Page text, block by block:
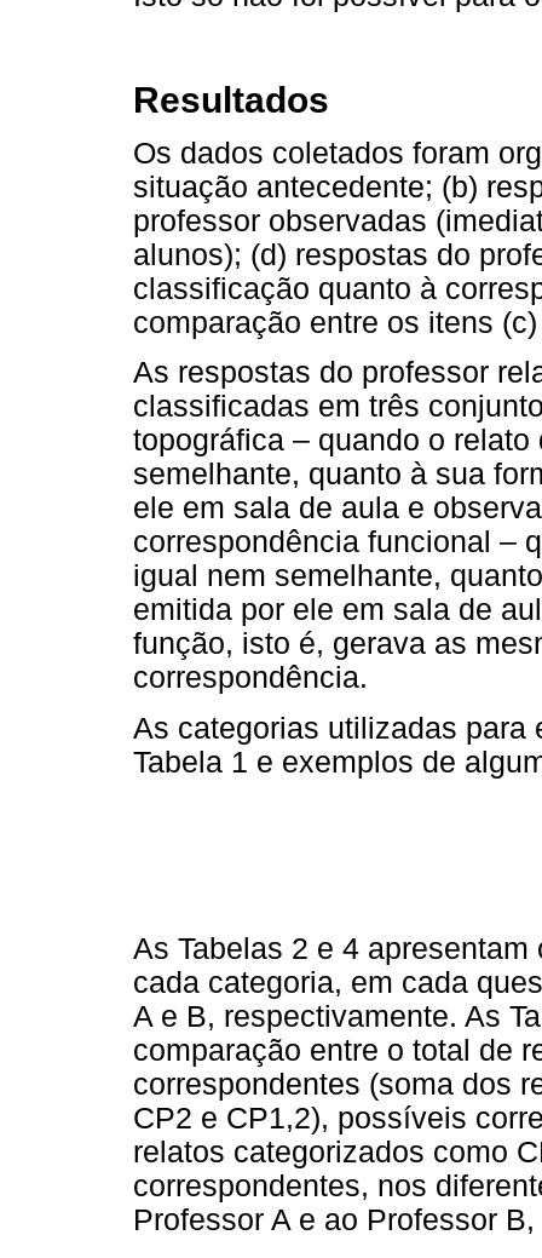
Resultados
Os dados coletados foram
situação antecedente; (b)
professor observadas
alunos); (d) respostas do
classificação quanto à
comparação entre os itens
As respostas do professor
classificadas em três
topográfica – quando o
semelhante, quanto à sua
ele em sala de aula e
correspondência funcional –
igual nem semelhante,
emitida por ele em sala de
função, isto é, gerava as
correspondência.
As categorias utilizadas para
Tabela 1 e exemplos de
As Tabelas 2 e 4
cada categoria, em cada
A e B, respectivamente. As
comparação entre o total de
correspondentes (soma dos
CP2 e CP1,2), possíveis
relatos categorizados como
correspondentes, nos
Professor A e ao Professor